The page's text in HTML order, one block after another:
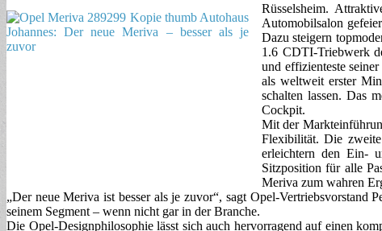
Rüsselsheim.
Automobilsalon
Dazu steigern
1.6 CDTI-Triebwerk
und effizienteste
als weltweit erster
schalten lassen. Das
Cockpit.
Mit der
Flexibilität. Die
erleichtern den Ein-
Sitzposition für alle
Meriva zum wahren
„Der neue Meriva ist besser als je zuvor“, sagt Opel-
seinem Segment – wenn nicht gar in der Branche.
Die Opel-Designphilosophie lässt sich auch hervorragend auf einen